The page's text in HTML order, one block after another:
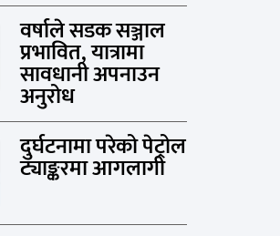
वर्षाले सडक सञ्जाल
प्रभावित, यात्रामा
सावधानी अपनाउन
अनुरोध
दुर्घटनामा परेको पेट्रोल
ट्याङ्करमा आगलागी